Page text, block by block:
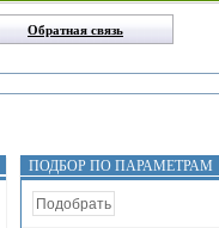
Обратная связь
ПОДБОР ПО ПАРАМЕТРАМ